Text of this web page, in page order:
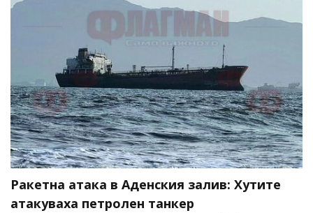
Ракетна атака в Аденския залив: Хутите
атакуваха петролен танкер